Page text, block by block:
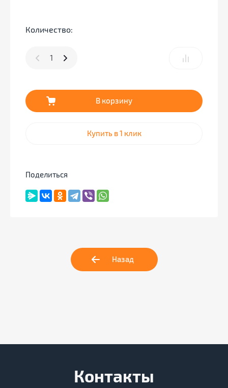
Количество:
В корзину
Купить в 1 клик
Поделиться
Назад
Контакты